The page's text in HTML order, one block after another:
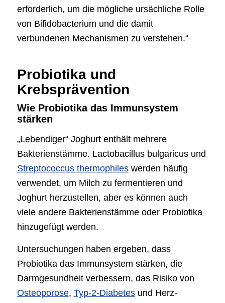
erforderlich, um die mögliche ursächliche Rolle
von Bifidobacterium und die damit
verbundenen Mechanismen zu verstehen.“
Probiotika und
Krebsprävention
Wie Probiotika das Immunsystem
stärken
„Lebendiger“ Joghurt enthält mehrere
Bakterienstämme. Lactobacillus bulgaricus und
Streptococcus thermophileswerden häufig
verwendet, um Milch zu fermentieren und
Joghurt herzustellen, aber es können auch
viele andere Bakterienstämme oder Probiotika
hinzugefügt werden.
Untersuchungen haben ergeben, dass
Probiotika das Immunsystem stärken, die
Darmgesundheit verbessern, das Risiko von
Osteoporose, Typ-2-Diabetesund Herz-